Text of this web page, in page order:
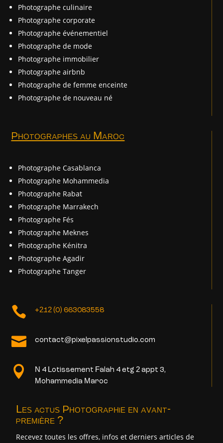
Photographe culinaire
Photographe corporate
Photographe événementiel
Photographe de mode
Photographe immobilier
Photographe airbnb
Photographe de femme enceinte
Photographe de nouveau né
Photographes au Maroc
Photographe Casablanca
Photographe Mohammedia
Photographe Rabat
Photographe Marrakech
Photographe Fés
Photographe Meknes
Photographe Kénitra
Photographe Agadir
Photographe Tanger
 +212 (0) 663083558
 contact@pixelpassionstudio.com

N 4 Lotissement Falah 4 etg 2 appt 3,
Mohammedia Maroc
Les actus Photographie en avant-
première ?
Recevez toutes les offres, infos et derniers articles de